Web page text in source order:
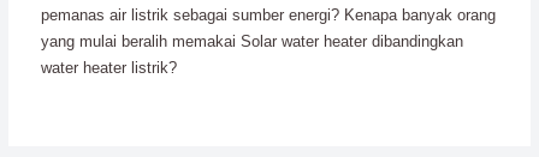
pemanas air listrik sebagai sumber energi? Kenapa banyak orang
yang mulai beralih memakai Solar water heater dibandingkan
water heater listrik?